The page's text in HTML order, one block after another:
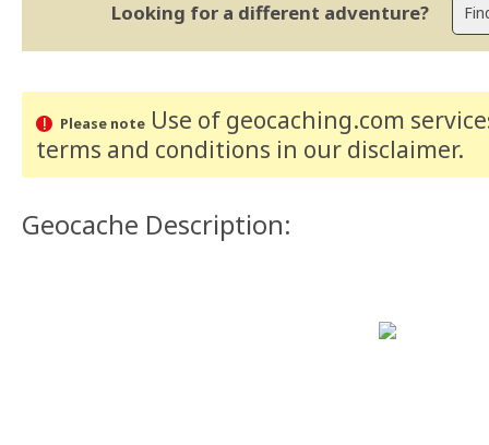
Looking for a different adventure?
Please noteUse of geocaching.com
terms and conditions in our disclaimer.
Geocache Description: